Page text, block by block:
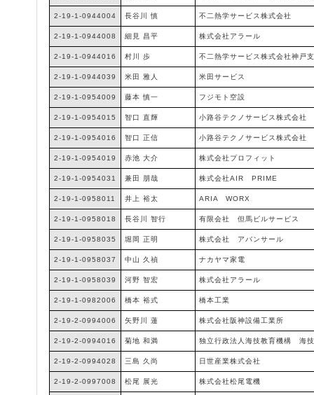
2-19-1-0944004 長谷川 慎 不二熱学サービス株式会社
2-19-1-0944008 細見 昌平 株式会社アラール
2-19-1-0944016 村川 歩 不二熱学サービス株式会社神戸
2-19-1-0944039 米田 雅人 米田サービス
2-19-1-0954009 藤本 慎一 フジモト空設
2-19-1-0954015 智口 直輝 小路谷テクノサービス株式会社
2-19-1-0954016 智口 正信 小路谷テクノサービス株式会社
2-19-1-0954019 赤池 大介 株式会社プロフィット
2-19-1-0954031 兼田 朋哉 株式会社AIR PRIME
2-19-1-0958011 井上 裕太 ARIA WORX
2-19-1-0958018 長谷川 智行 有限会社 但馬ビルサービス
2-19-1-0958035 堀岡 正明 株式会社 アバンサール
2-19-1-0958037 中山 久禎 ナカヤマ家電
2-19-1-0958039 河野 智宏 株式会社アラール
2-19-1-0982006 橋本 裕式 橋本工業
2-19-2-0994006 矢野川 蓮 株式会社阪神設備工業所
2-19-2-0994016 菊地 和満 独立行政法人海技教育機構 海
2-19-2-0994028 三島 久尚 日世産業株式会社
2-19-2-0997008 松尾 展光 株式会社松尾電機